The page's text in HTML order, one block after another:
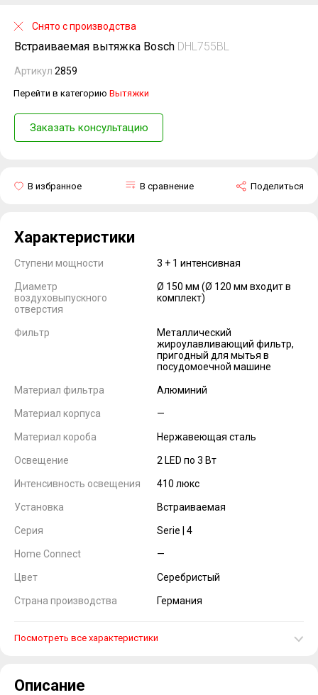
Встраиваемая вытяжка Bosch DHL755BL
Артикул 2859
Перейти в категорию Вытяжки
Заказать консультацию
Поделиться
В сравнение
В избранное
Снято с производства
Характеристики
Ступени мощности 3 + 1 интенсивная
Диаметр
воздуховыпускного
отверстия
Ø 150 мм (Ø 120 мм входит в
комплект)
Фильтр
Металлический
жироулавливающий фильтр,
пригодный для мытья в
посудомоечной машине
Материал фильтра Алюминий
Материал корпуса —
Материал короба Нержавеющая сталь
Освещение 2 LED по 3 Вт
Интенсивность освещения 410 люкс
Установка Встраиваемая
Серия Serie | 4
Home Connect —
Цвет Серебристый
Страна производства Германия
Посмотреть все характеристики
Описание